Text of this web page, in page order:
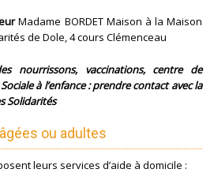
Madame BORDET Maison à la Maison
de Dole, 4 cours Clémenceau
nourrissons, vaccinations, centre de
à l’enfance : prendre contact avec la
Solidarités
ou adultes
leurs services d’aide à domicile :